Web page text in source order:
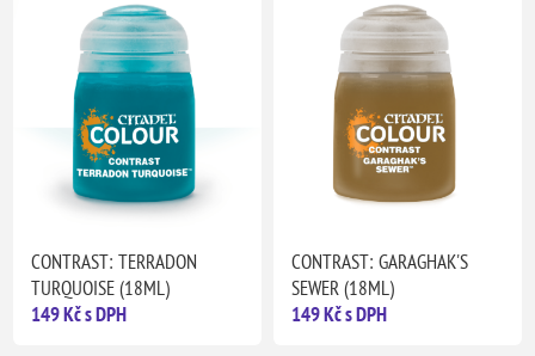
CONTRAST: TERRADON
TURQUOISE (18ML)
149 Kč s DPH
CONTRAST: GARAGHAK'S
SEWER (18ML)
149 Kč s DPH